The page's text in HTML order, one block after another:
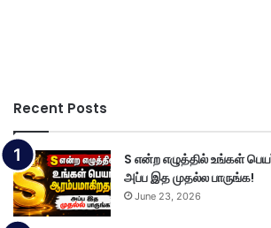
Recent Posts
S என்ற எழுத்தில் உங்கள்
அப்ப இத முதல்ல பாருங்க!
June 23, 2026